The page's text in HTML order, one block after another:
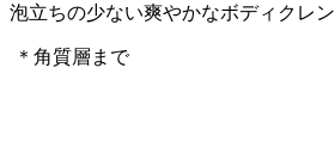
泡立ちの少ない爽やかなボディクレ
＊角質層まで